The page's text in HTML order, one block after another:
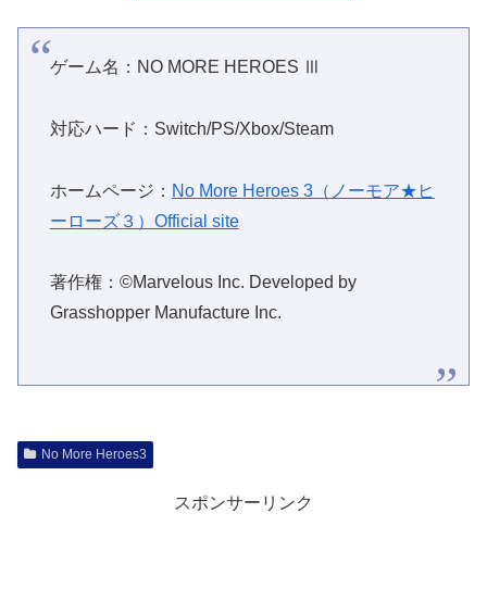
ゲーム名：NO MORE HEROES Ⅲ
対応ハード：Switch/PS/Xbox/Steam
ホームページ： No More Heroes 3（ノーモア★ヒ
ーローズ３）Official site
著作権：©Marvelous Inc. Developed by
Grasshopper Manufacture Inc.
No More Heroes3
スポンサーリンク